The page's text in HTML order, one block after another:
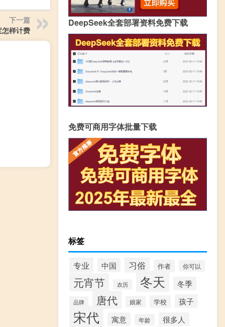
下一篇
样计费
DeepSeek全套部署资料免费下载
免费可商用字体批量下载
标签
专业 中国 习俗 作者 你可以
元宵节 农历 冬天 冬季
品牌 唐代 娘家 学校 孩子
宋代 寓意 年龄 很多人